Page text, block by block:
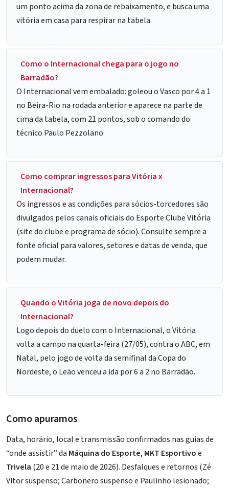
um ponto acima da zona de rebaixamento, e busca uma
vitória em casa para respirar na tabela.
Como o Internacional chega para o jogo no
Barradão?
O Internacional vem embalado: goleou o Vasco por 4 a 1
no Beira-Rio na rodada anterior e aparece na parte de
cima da tabela, com 21 pontos, sob o comando do
técnico Paulo Pezzolano.
Como comprar ingressos para Vitória x
Internacional?
Os ingressos e as condições para sócios-torcedores são
divulgados pelos canais oficiais do Esporte Clube Vitória
(site do clube e programa de sócio). Consulte sempre a
fonte oficial para valores, setores e datas de venda, que
podem mudar.
Quando o Vitória joga de novo depois do
Internacional?
Logo depois do duelo com o Internacional, o Vitória
volta a campo na quarta-feira (27/05), contra o ABC, em
Natal, pelo jogo de volta da semifinal da Copa do
Nordeste, o Leão venceu a ida por 6 a 2 no Barradão.
Como apuramos
Data, horário, local e transmissão confirmados nas guias de
“onde assistir” da Máquina do Esporte, MKT Esportivoe
Trivela (20 e 21 de maio de 2026). Desfalques e retornos (Zé
Vitor suspenso; Carbonero suspenso e Paulinho lesionado;